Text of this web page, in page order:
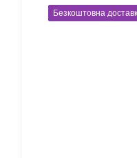
Безкоштовна